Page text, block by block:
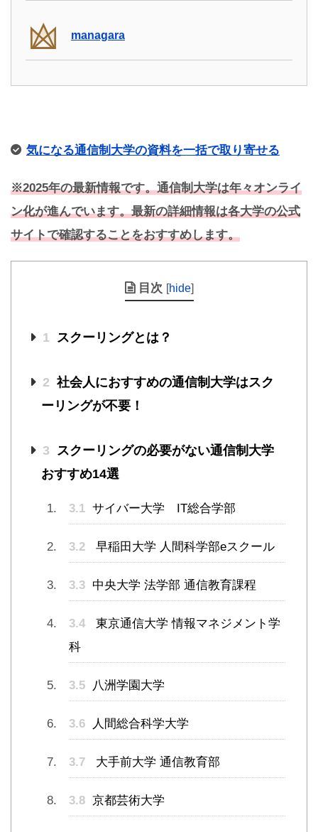
managara
気になる通信制大学の資料を一括で取り寄せる
※2025年の最新情報です。通信制大学は年々オンライ
ン化が進んでいます。最新の詳細情報は各大学の公式
サイトで確認することをおすすめします。
目次 [hide]
1 スクーリングとは？
2 社会人におすすめの通信制大学はスク
ーリングが不要！
3 スクーリングの必要がない通信制大学
おすすめ14選
3.1 サイバー大学 IT総合学部
3.2 早稲田大学 人間科学部eスクール
3.3 中央大学 法学部 通信教育課程
3.4
東京通信大学 情報マネジメント学
科
3.5 ⼋洲学園⼤学
3.6 人間総合科学大学
3.7 大手前大学 通信教育部
3.8 京都芸術大学